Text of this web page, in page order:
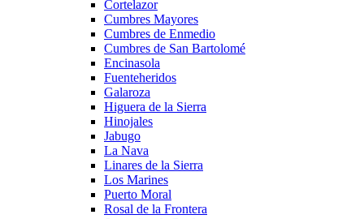
Cortelazor
Cumbres Mayores
Cumbres de Enmedio
Cumbres de San Bartolomé
Encinasola
Fuenteheridos
Galaroza
Higuera de la Sierra
Hinojales
Jabugo
La Nava
Linares de la Sierra
Los Marines
Puerto Moral
Rosal de la Frontera